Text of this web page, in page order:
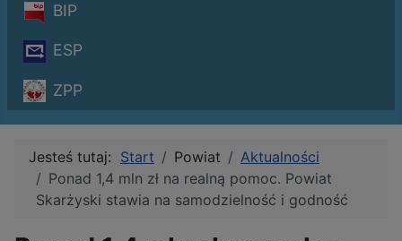
BIP
ESP
ZPP
Jesteś tutaj: Start Powiat
Aktualności
Ponad 1,4 mln zł na realną pomoc. Powiat
Skarżyski stawia na samodzielność i godność